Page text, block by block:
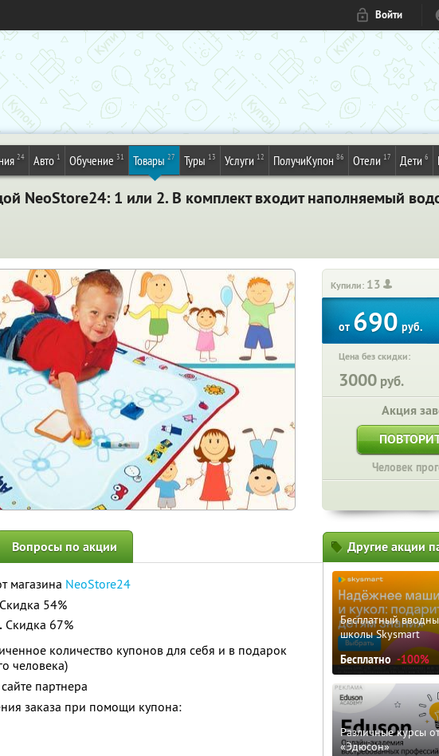
Войти
24 Авто 1 Обучение 31 Товары 27 Туры 13 Услуги 12 ПолучиКупон 86 Отели 17 Дети 6
NeoStore24: 1 или 2. В комплект входит наполняемый
Купили: 13
от690руб.
Цена без скидки:
3000 руб.
Акция
Человек
Вопросы по акции
магазина NeoStore24
54%
Скидка 67%
количество купонов для себя и в подарок
человека)
партнера
заказа при помощи купона:
Другие акции
Бесплатный
школы Skysmart
Бесплатно -100%
Различные курсы
«Эдюсон»